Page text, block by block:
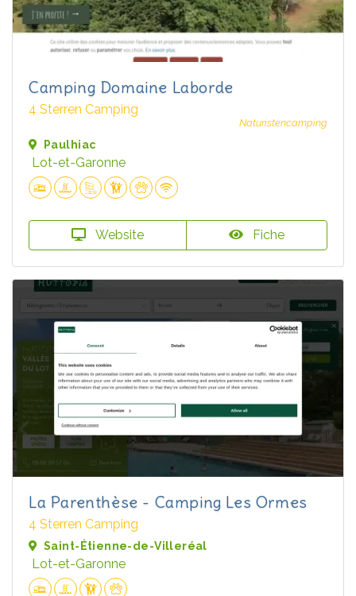
Camping Domaine Laborde
4 Sterren Camping
Naturistencamping
Paulhiac
Lot-et-Garonne
Website Fiche
La Parenthèse - Camping Les Ormes
4 Sterren Camping
Saint-Étienne-de-Villeréal
Lot-et-Garonne